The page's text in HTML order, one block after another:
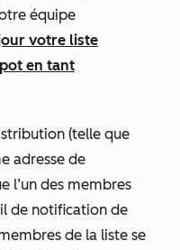
équipe
votre liste
en tant
(telle que
adresse de
l’un des membres
de notification de
de la liste se